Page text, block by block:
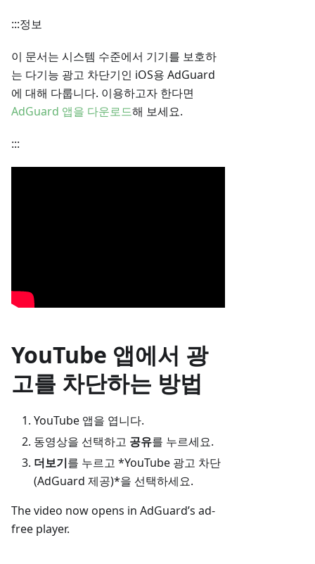
:::정보
이 문서는 시스템 수준에서 기기를 보호하
는 다기능 광고 차단기인 iOS용 AdGuard
에 대해 다룹니다. 이용하고자 한다면
AdGuard 앱을 다운로드해 보세요.
:::
YouTube 앱에서 광
고를 차단하는 방법
YouTube 앱을 엽니다.
동영상을 선택하고 공유를 누르세요.
더보기를 누르고 *YouTube 광고 차단
(AdGuard 제공)*을 선택하세요.
The video now opens in AdGuard’s ad-
free player.